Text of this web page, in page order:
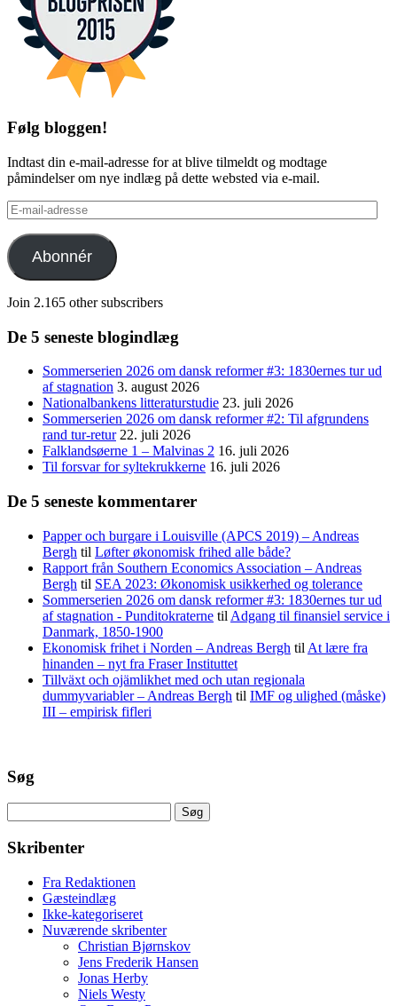
Følg bloggen!
Indtast din e-mail-adresse for at blive tilmeldt og modtage
påmindelser om nye indlæg på dette websted via e-mail.
E-
mail-
adresse
Abonnér
Join 2.165 other subscribers
De 5 seneste blogindlæg
Sommerserien 2026 om dansk reformer #3: 1830ernes tur ud
af stagnation 3. august 2026
Nationalbankens litteraturstudie 23. juli 2026
Sommerserien 2026 om dansk reformer #2: Til afgrundens
rand tur-retur 22. juli 2026
Falklandsøerne 1 – Malvinas 2 16. juli 2026
Til forsvar for syltekrukkerne 16. juli 2026
De 5 seneste kommentarer
Papper och burgare i Louisville (APCS 2019) – Andreas
Bergh til Løfter økonomisk frihed alle både?
Rapport från Southern Economics Association – Andreas
Bergh til SEA 2023: Økonomisk usikkerhed og tolerance
Sommerserien 2026 om dansk reformer #3: 1830ernes tur ud
af stagnation - Punditokraterne til Adgang til finansiel service i
Danmark, 1850-1900
Ekonomisk frihet i Norden – Andreas Bergh til At lære fra
hinanden – nyt fra Fraser Instituttet
Tillväxt och ojämlikhet med och utan regionala
dummyvariabler – Andreas Bergh til IMF og ulighed (måske)
III – empirisk fifleri
Søg
efter:
Skribenter
Fra Redaktionen
Gæsteindlæg
Ikke-kategoriseret
Nuværende skribenter
Christian Bjørnskov
Jens Frederik Hansen
Jonas Herby
Niels Westy